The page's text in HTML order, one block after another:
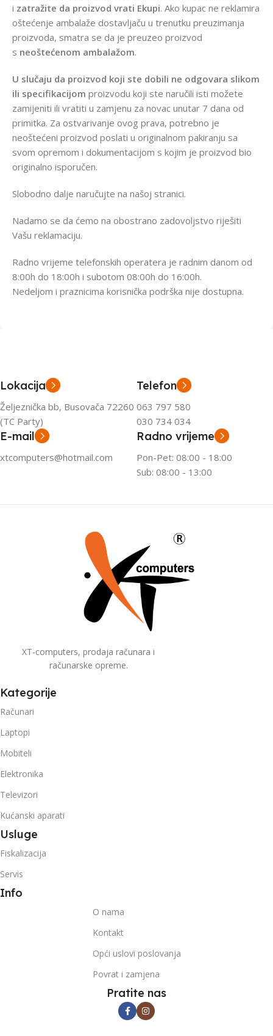
i zatražite da proizvod vrati Ekupi. Ako kupac ne reklamira
oštećenje ambalaže dostavljaču u trenutku preuzimanja
proizvoda, smatra se da je preuzeo proizvod
s neoštećenom ambalažom.
U slučaju da proizvod koji ste dobili ne odgovara slikom
ili specifikacijom proizvodu koji ste naručili isti možete
zamijeniti ili vratiti u zamjenu za novac unutar 7 dana od
primitka. Za ostvarivanje ovog prava, potrebno je
neoštećeni proizvod poslati u originalnom pakiranju sa
svom opremom i dokumentacijom s kojim je proizvod bio
originalno isporučen.
Slobodno dalje naručujte na našoj stranici.
Nadamo se da ćemo na obostrano zadovoljstvo riješiti
Vašu reklamaciju.
Radno vrijeme telefonskih operatera je radnim danom od
8:00h do 18:00h i subotom 08:00h do 16:00h.
Nedeljom i praznicima korisnička podrška nije dostupna.
Lokacija
Željeznička bb, Busovača 72260
(TC Party)
Telefon
063 797 580
030 734 034
E-mail
xtcomputers@hotmail.com
Radno vrijeme
Pon-Pet: 08:00 - 18:00
Sub: 08:00 - 13:00
XT-computers, prodaja računara i
računarske opreme.
Kategorije
Računari
Laptopi
Mobiteli
Elektronika
Televizori
Kućanski aparati
Usluge
Fiskalizacija
Servis
Info
O nama
Kontakt
Opći uslovi poslovanja
Povrat i zamjena
Pratite nas